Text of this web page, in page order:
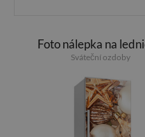
Foto nálepka na
Sváteční ozdoby